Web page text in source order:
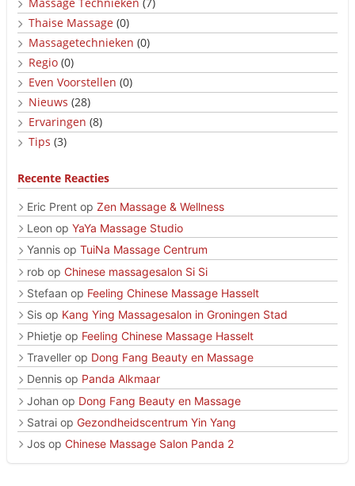
Thaise Massage (0)
Massagetechnieken (0)
Regio (0)
Even Voorstellen (0)
Nieuws (28)
Ervaringen (8)
Tips (3)
Recente Reacties
Eric Prent op Zen Massage & Wellness
Leon op YaYa Massage Studio
Yannis op TuiNa Massage Centrum
rob op Chinese massagesalon Si Si
Stefaan op Feeling Chinese Massage Hasselt
Sis op Kang Ying Massagesalon in Groningen Stad
Phietje op Feeling Chinese Massage Hasselt
Traveller op Dong Fang Beauty en Massage
Dennis op Panda Alkmaar
Johan op Dong Fang Beauty en Massage
Satrai op Gezondheidscentrum Yin Yang
Jos op Chinese Massage Salon Panda 2